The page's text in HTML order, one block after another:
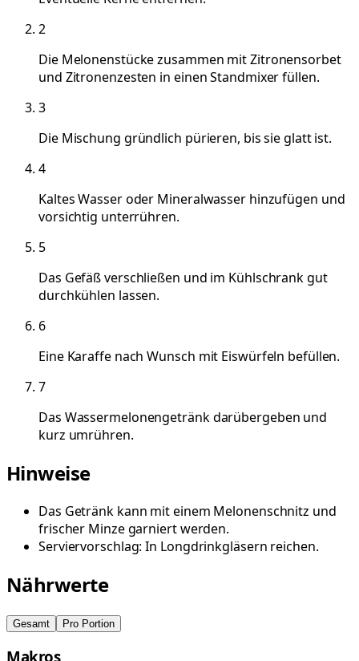
2
Die Melonenstücke zusammen mit Zitronensorbet
und Zitronenzesten in einen Standmixer füllen.
3
Die Mischung gründlich pürieren, bis sie glatt ist.
4
Kaltes Wasser oder Mineralwasser hinzufügen und
vorsichtig unterrühren.
5
Das Gefäß verschließen und im Kühlschrank gut
durchkühlen lassen.
6
Eine Karaffe nach Wunsch mit Eiswürfeln befüllen.
7
Das Wassermelonengetränk darübergeben und
kurz umrühren.
Hinweise
Das Getränk kann mit einem Melonenschnitz und
frischer Minze garniert werden.
Serviervorschlag: In Longdrinkgläsern reichen.
Nährwerte
Gesamt Pro Portion
Makros